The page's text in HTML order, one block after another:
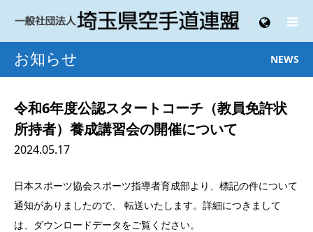
 menu
お知らせ NEWS
令和6年度公認スタートコーチ（教員免許状
所持者）養成講習会の開催について
2024.05.17
日本スポーツ協会スポーツ指導者育成部より、標記の件について
通知がありましたので、 転送いたします。詳細につきまして
は、ダウンロードデータをご覧ください。